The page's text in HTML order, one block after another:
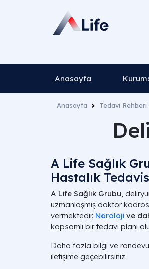
Anasayfa
Anasayfa Tedavi Rehberi
A Life Sağlık
Hastalık
A Life Sağlık Grubu,
uzmanlaşmış doktor
vermektedir. Nöroloji ve
kapsamlı bir tedavi planı
Daha fazla bilgi ve randevu
iletişime geçebilirsiniz.